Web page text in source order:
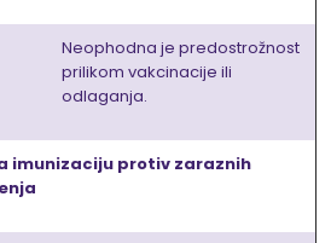
Neophodna je predostrožnost
prilikom vakcinacije ili
odlaganja.
imunizaciju protiv zaraznih